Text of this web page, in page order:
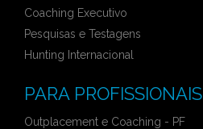
Coaching Executivo
Pesquisas e Testagens
Hunting Internacional
PARA PROFISSIONAIS
Outplacement e Coaching - PF